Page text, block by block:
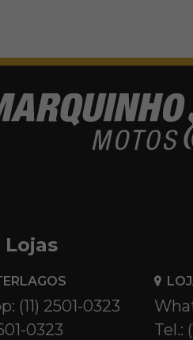
Lojas
(11) 2501-0323
0323
Tel.: